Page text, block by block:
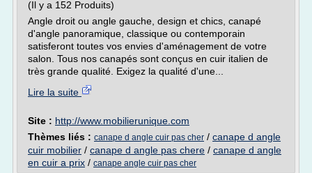
(Il y a 152 Produits)
Angle droit ou angle gauche, design et chics, canapé
d'angle panoramique, classique ou contemporain
satisferont toutes vos envies d'aménagement de votre
salon. Tous nos canapés sont conçus en cuir italien de
très grande qualité. Exigez la qualité d'une...
Lire la suite
Site : http://www.mobilierunique.com
Thèmes liés : canape d angle cuir pas cher / canape d angle
cuir mobilier / canape d angle pas chere / canape d angle
en cuir a prix / canape angle cuir pas cher